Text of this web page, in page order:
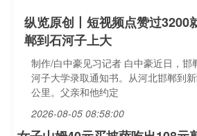
纵览原创丨短视频点赞过3200
郸到石河子上大
制作/白中豪见习记者 白中豪近日，邯
河子大学录取通知书。从河北邯郸到
公里。父亲和他约定
2026-08-05 08:58:00